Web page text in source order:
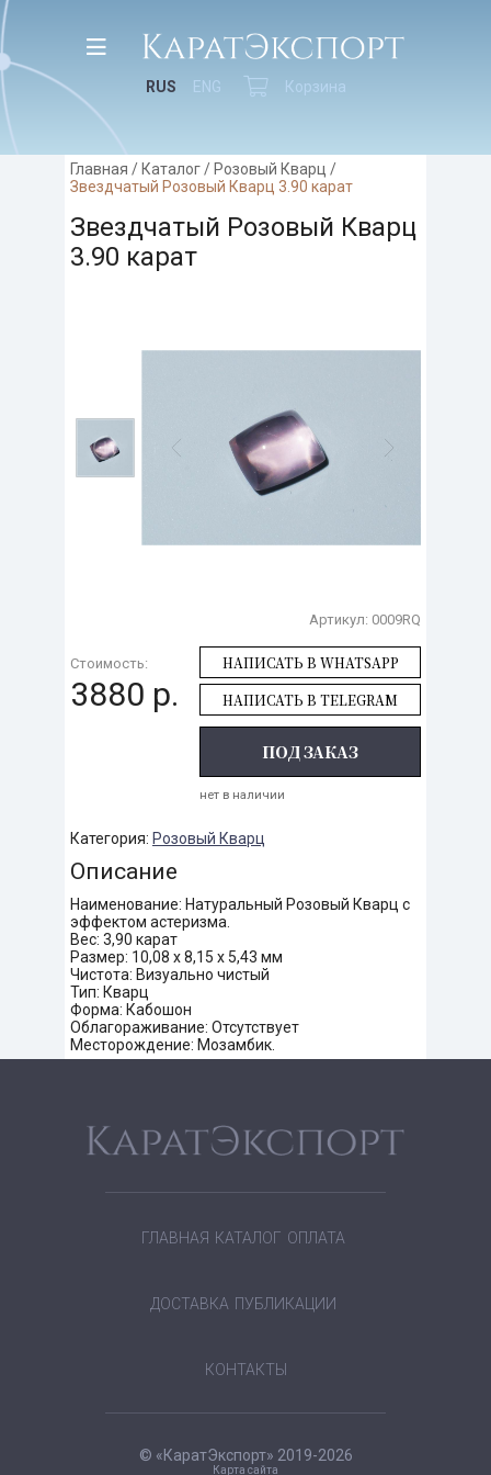
RUS ENG Корзина
Главная /Каталог/Розовый Кварц /
Звездчатый Розовый Кварц 3.90 карат
Звездчатый Розовый Кварц
3.90 карат
Артикул: 0009RQ
Стоимость:
3880 р.
НАПИСАТЬ В WHATSAPP
НАПИСАТЬ В TELEGRAM
ПОД ЗАКАЗ
нет в наличии
Категория: Розовый Кварц
Описание
Наименование: Натуральный Розовый Кварц с
эффектом астеризма.
Вес: 3,90 карат
Размер: 10,08 х 8,15 х 5,43 мм
Чистота: Визуально чистый
Тип: Кварц
Форма: Кабошон
Облагораживание: Отсутствует
Месторождение: Мозамбик.
ГЛАВНАЯ КАТАЛОГ ОПЛАТА
ДОСТАВКА ПУБЛИКАЦИИ
КОНТАКТЫ
© «КаратЭкспорт» 2019-2026
Карта сайта